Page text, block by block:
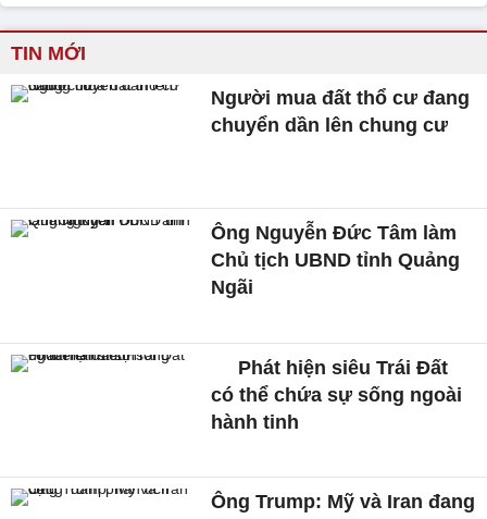
TIN MỚI
Người mua đất thổ cư đang
chuyển dần lên chung cư
Ông Nguyễn Đức Tâm làm
Chủ tịch UBND tỉnh Quảng
Ngãi
Phát hiện siêu Trái Đất
có thể chứa sự sống ngoài
hành tinh
Ông Trump: Mỹ và Iran đang